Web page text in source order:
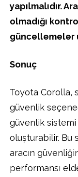
yapılmalıdır.
olmadığı
güncellemeler
Sonuç
Toyota Corolla,
güvenlik
güvenlik sistemi
oluşturabilir. Bu
aracın
performansı